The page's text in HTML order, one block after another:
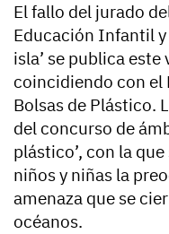
El fallo del jurado
Educación Infantil
isla’ se publica
coincidiendo con el
Bolsas de Plástico.
del concurso de
plástico’, con la
niños y niñas la
amenaza que se
océanos.